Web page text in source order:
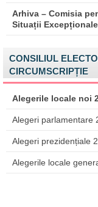
Arhiva – Comisia
Situații Excepționale
CONSILIUL
CIRCUMSCRIPȚIE
Alegerile locale noi
Alegeri parlamentare
Alegeri prezidențiale
Alegerile locale